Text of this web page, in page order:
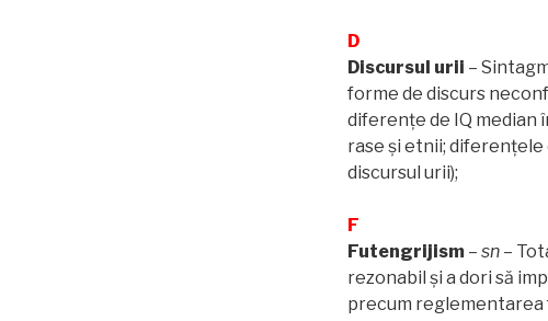
D
Discursul urii –
forme de discurs
diferențe de IQ
rase și etnii;
discursul urii);
F
Futengrijism– sn–
rezonabil și a dori să
precum